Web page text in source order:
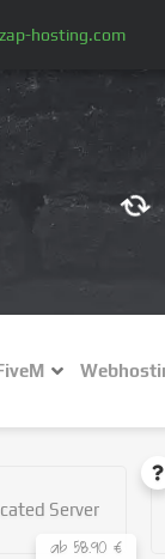
hosting.com
Server
ab 58.90 €